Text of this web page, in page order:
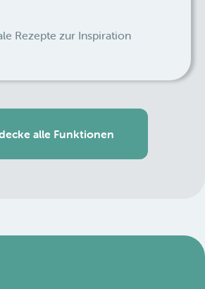
Rezepte zur Inspiration
alle Funktionen